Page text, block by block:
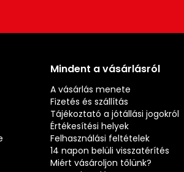
Mindent a vásárlásról
A vásárlás menete
Fizetés és szállítás
Tájékoztató a jótállási jogokról
Értékesítési helyek
Felhasználási feltételek
14 napon belüli visszatérítés
Miért vásároljon tőlünk?